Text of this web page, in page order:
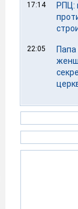
17:14
РПЦ:
22:05